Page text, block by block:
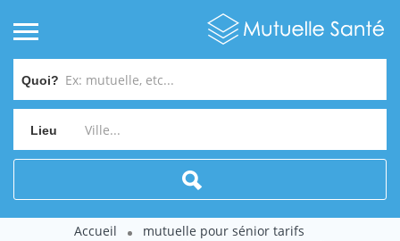
Quoi?
Lieu
Accueil
mutuelle pour sénior tarifs